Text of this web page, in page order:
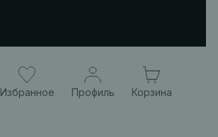
Избранное Профиль Корзина